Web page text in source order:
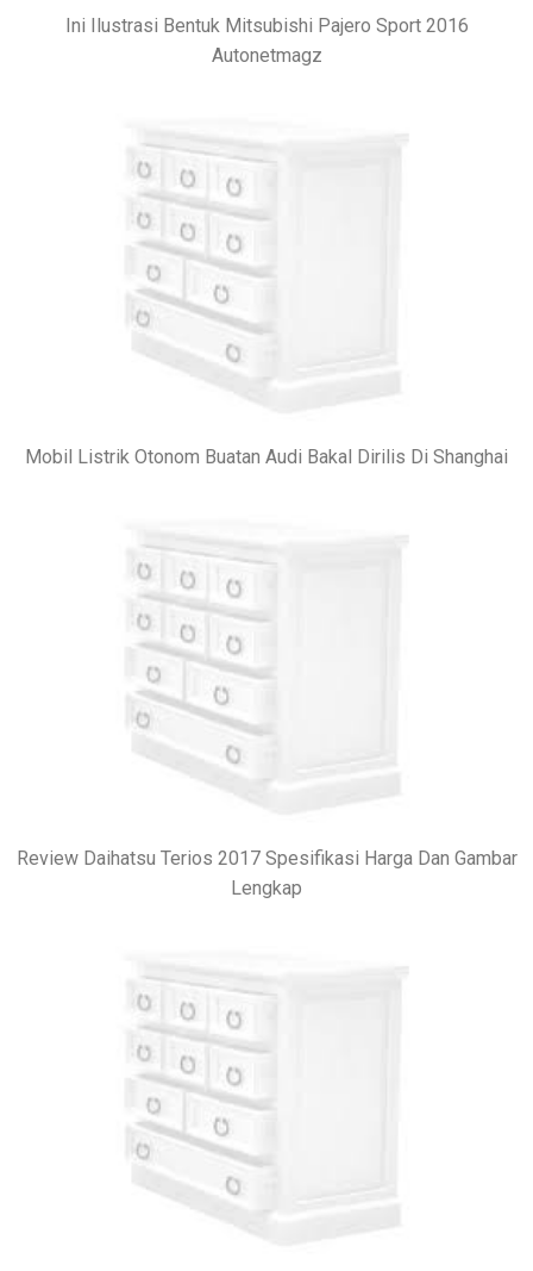
Ini Ilustrasi Bentuk Mitsubishi Pajero Sport 2016
Autonetmagz
Mobil Listrik Otonom Buatan Audi Bakal Dirilis Di Shanghai
Review Daihatsu Terios 2017 Spesifikasi Harga Dan Gambar
Lengkap